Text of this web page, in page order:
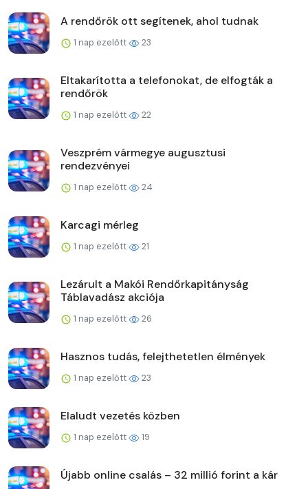
A rendőrök ott segítenek, ahol tudnak
1 nap ezelőtt 23
Eltakarította a telefonokat, de elfogták a
rendőrök
1 nap ezelőtt 22
Veszprém vármegye augusztusi
rendezvényei
1 nap ezelőtt 24
Karcagi mérleg
1 nap ezelőtt 21
Lezárult a Makói Rendőrkapitányság
Táblavadász akciója
1 nap ezelőtt 26
Hasznos tudás, felejthetetlen élmények
1 nap ezelőtt 23
Elaludt vezetés közben
1 nap ezelőtt 19
Újabb online csalás – 32 millió forint a kár